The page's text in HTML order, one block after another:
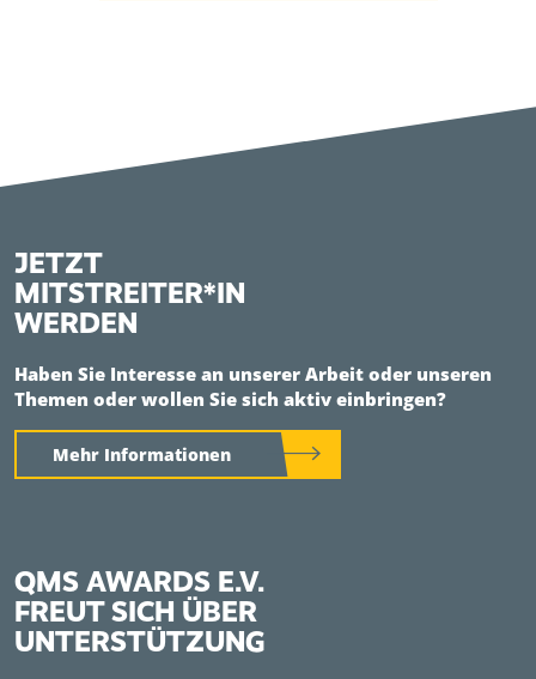
JETZT
MITSTREITER*IN
WERDEN
Haben Sie Interesse an unserer Arbeit oder unseren
Themen oder wollen Sie sich aktiv einbringen?
Mehr Informationen
QMS AWARDS E.V.
FREUT SICH ÜBER
UNTERSTÜTZUNG